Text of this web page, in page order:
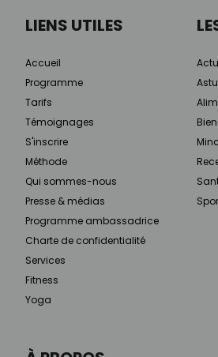
LIENS UTILES
Accueil
Programme
Tarifs
Témoignages
S'inscrire
Méthode
Qui sommes-nous
Presse & médias
Programme ambassadrice
Charte de confidentialité
Services
Fitness
Yoga